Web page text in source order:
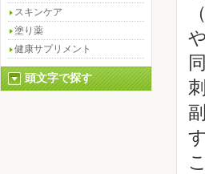
スキンケア
塗り薬
健康サプリメント
頭文字で探す